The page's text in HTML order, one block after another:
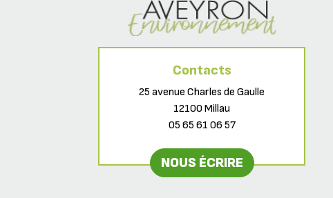
Contacts
25 avenue Charles de Gaulle
12100 Millau
05 65 61 06 57
NOUS ÉCRIRE